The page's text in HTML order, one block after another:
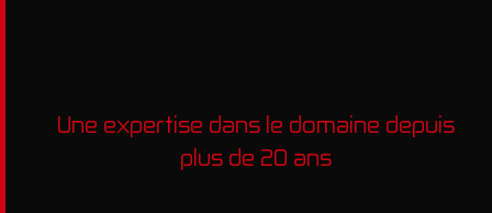
Une expertise dans le domaine depuis
plus de 20 ans